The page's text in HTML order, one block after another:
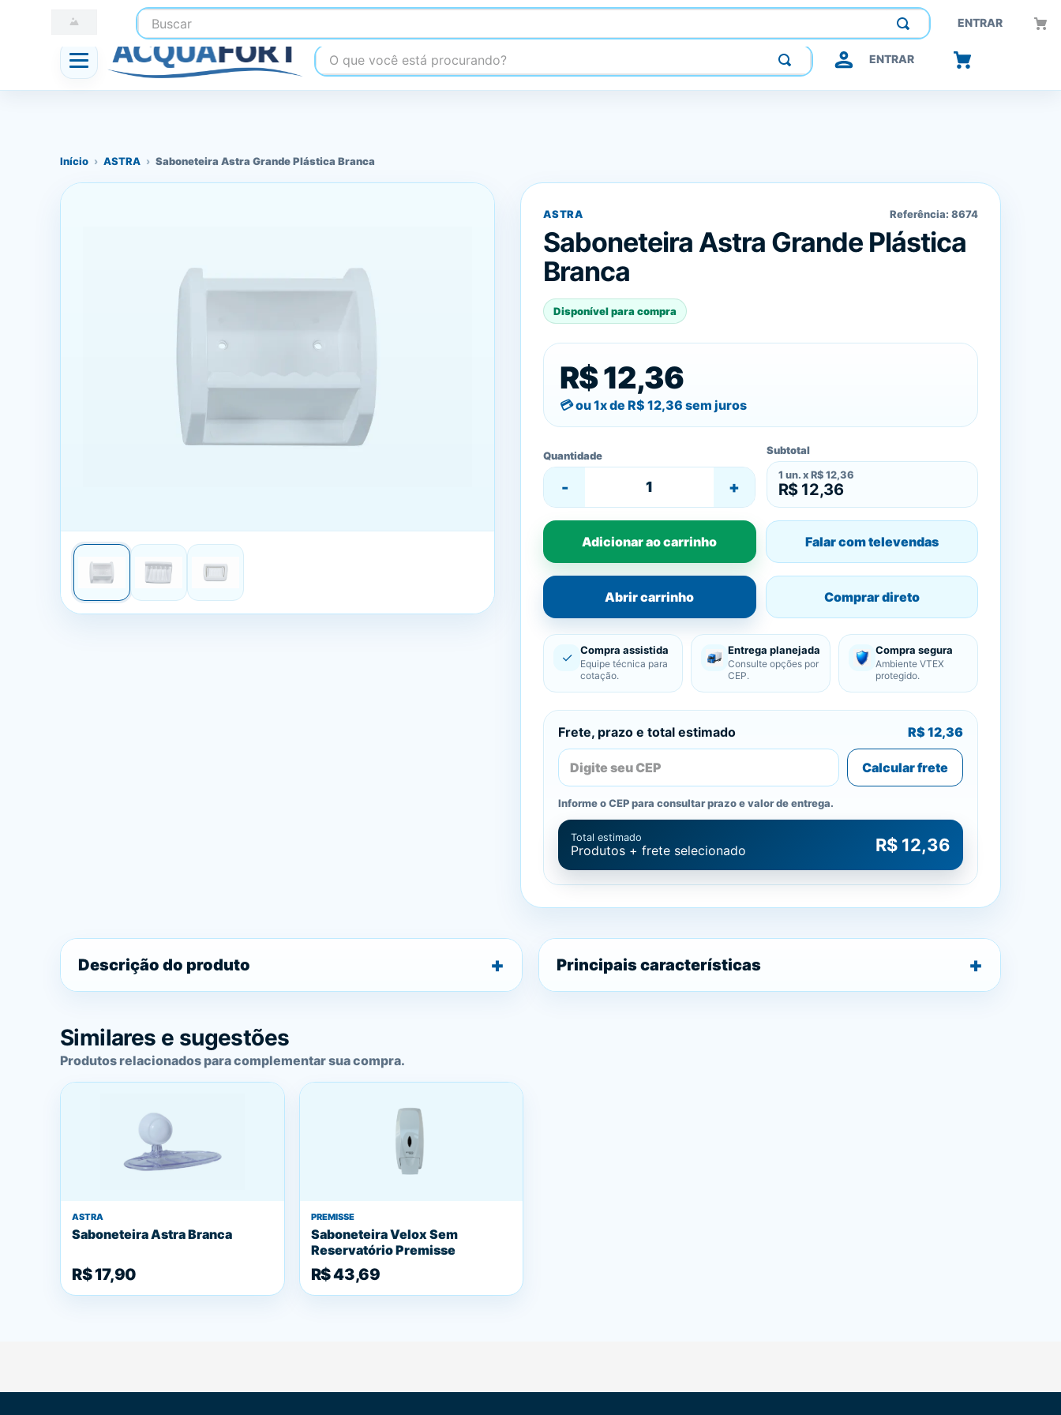
Buscar ENTRAR
☎ (41) 3247-1199 Construindo confiança, inovando o futuro.
O que você está procurando? ENTRAR
Início › ASTRA › Saboneteira Astra Grande Plástica Branca
ASTRA Referência: 8674
Saboneteira Astra Grande Plástica
Branca
Disponível para compra
R$ 12,36
ou 1x de R$ 12,36 sem juros
Quantidade
- +
Subtotal
1 un. x R$ 12,36
R$ 12,36
Adicionar ao carrinho Falar com televendas
Abrir carrinho Comprar direto
✓ Compra assistida
Equipe técnica para
cotação.
Entrega planejada
Consulte opções por
CEP.
Compra segura
Ambiente VTEX
protegido.
Frete, prazo e total estimado R$ 12,36
Calcular frete
Informe o CEP para consultar prazo e valor de entrega.
Total estimado
Produtos + frete selecionado R$ 12,36
Descrição do produto Principais características
Similares e sugestões
Produtos relacionados para complementar sua compra.
ASTRA
Saboneteira Astra Branca
R$ 17,90
PREMISSE
Saboneteira Velox Sem
Reservatório Premisse
R$ 43,69